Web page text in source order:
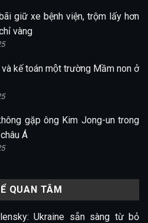
giữ xe bệnh viện, trộm lấy hơn
vàng
kế toán một trường Mầm non ở
gặp ông Kim Jong-un trong
Á
QUAN TÂM
Ukraine sẵn sàng từ bỏ